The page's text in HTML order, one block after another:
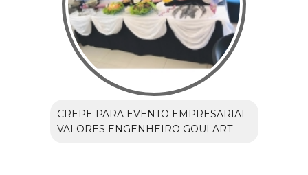
CREPE PARA EVENTO EMPRESARIAL
VALORES ENGENHEIRO GOULART